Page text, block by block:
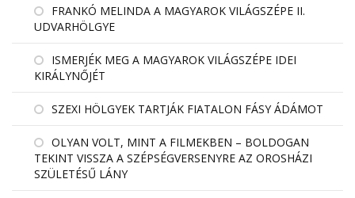
FRANKÓ MELINDA A MAGYAROK VILÁGSZÉPE II.
UDVARHÖLGYE
ISMERJÉK MEG A MAGYAROK VILÁGSZÉPE IDEI
KIRÁLYNŐJÉT
SZEXI HÖLGYEK TARTJÁK FIATALON FÁSY ÁDÁMOT
OLYAN VOLT, MINT A FILMEKBEN – BOLDOGAN
TEKINT VISSZA A SZÉPSÉGVERSENYRE AZ OROSHÁZI
SZÜLETÉSŰ LÁNY